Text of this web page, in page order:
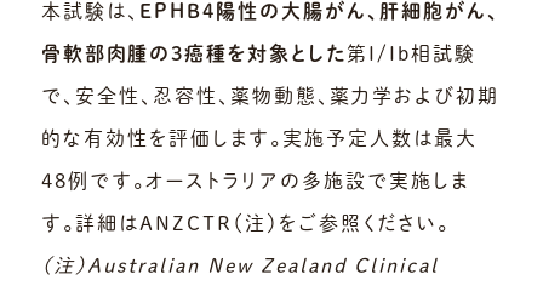
本試験は、 EPHB4陽性の大腸がん、肝細胞がん、
骨軟部肉腫の3癌種を対象とした 第I/Ib相試験
で、安全性、忍容性、薬物動態、薬力学および初期
的な有効性を評価します。実施予定人数は最大
48例です。オーストラリアの多施設で実施しま
す。詳細はANZCTR（注）をご参照ください。
（注）Australian New Zealand Clinical